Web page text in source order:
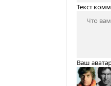
Текст
Ваш